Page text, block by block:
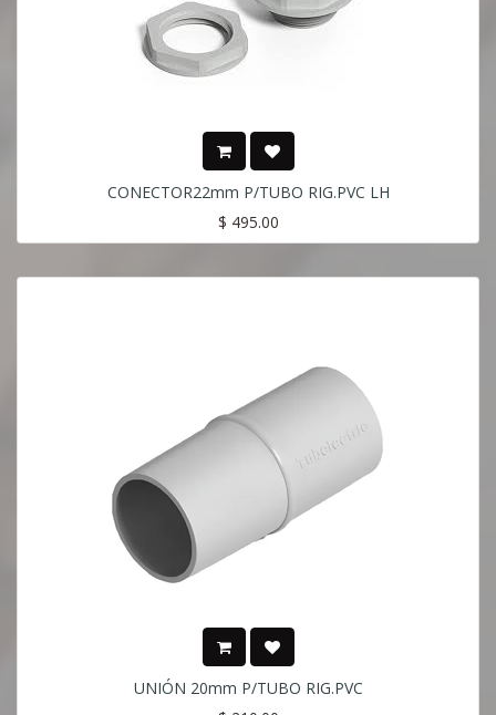
CONECTOR22mm P/TUBO RIG.PVC LH
$ 495.00
UNIÓN 20mm P/TUBO RIG.PVC